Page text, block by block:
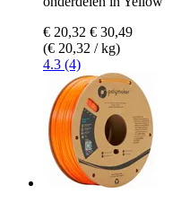
€ 20,32 € 30,49
(€ 20,32 / kg)
4.3 (4)